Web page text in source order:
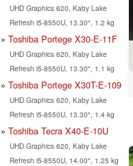
UHD Graphics 620, Kaby Lake
Refresh i5-8550U, 13.30", 1.2 kg
Toshiba Portege X30-E-11F
UHD Graphics 620, Kaby Lake
Refresh i5-8550U, 13.30", 1.1 kg
Toshiba Portege X30T-E-109
UHD Graphics 620, Kaby Lake
Refresh i5-8550U, 13.30", 1.4 kg
Toshiba Tecra X40-E-10U
UHD Graphics 620, Kaby Lake
Refresh i5-8550U, 14.00", 1.25 kg